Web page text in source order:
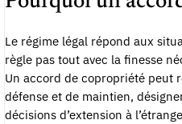
Le régime légal répond aux
règle pas tout avec la finesse
Un accord de copropriété peut
défense et de maintien,
décisions d’extension à